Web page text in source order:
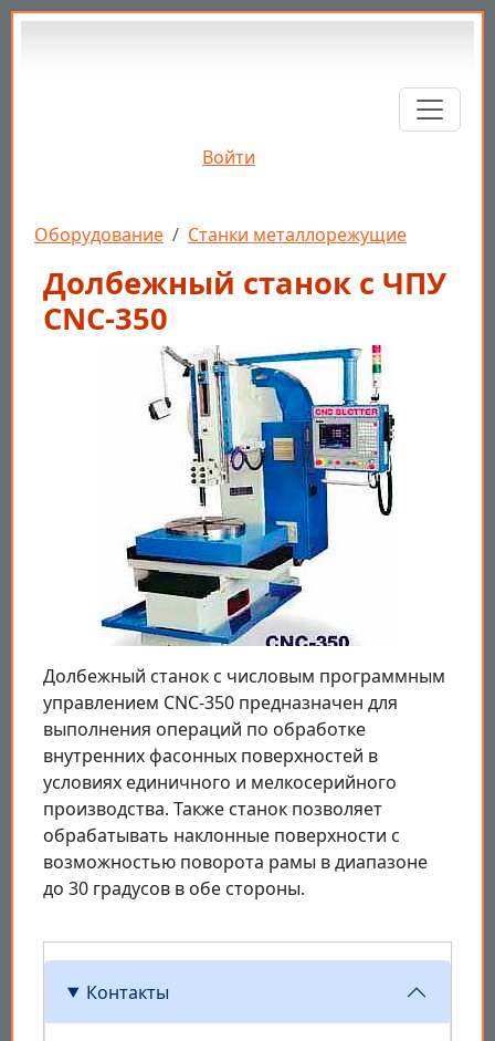
Перейти к основному содержанию
Войти
Строка навигации
Оборудование Станки металлорежущие
Долбежный станок с ЧПУ
CNC-350
Долбежный станок с числовым программным
управлением CNC-350 предназначен для
выполнения операций по обработке
внутренних фасонных поверхностей в
условиях единичного и мелкосерийного
производства. Также станок позволяет
обрабатывать наклонные поверхности с
возможностью поворота рамы в диапазоне
до 30 градусов в обе стороны.
Контакты